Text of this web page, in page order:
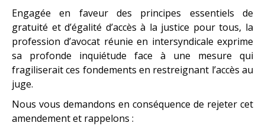
Engagée en faveur des principes essentiels de
gratuité et d’égalité d’accès à la justice pour tous, la
profession d’avocat réunie en intersyndicale exprime
sa profonde inquiétude face à une mesure qui
fragiliserait ces fondements en restreignant l’accès au
juge.
Nous vous demandons en conséquence de rejeter cet
amendement et rappelons :